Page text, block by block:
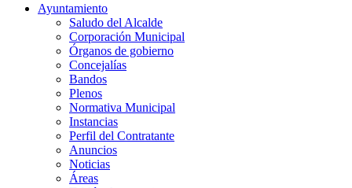
Ayuntamiento
Saludo del Alcalde
Corporación Municipal
Órganos de gobierno
Concejalías
Bandos
Plenos
Normativa Municipal
Instancias
Perfil del Contratante
Anuncios
Noticias
Áreas